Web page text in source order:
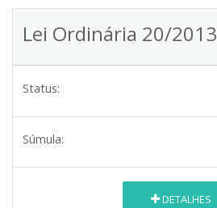
Lei Ordinária 20/2013
Status:
Súmula:
DETALHES